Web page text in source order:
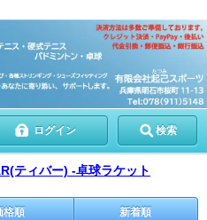
ログイン 検索
ティバー) -卓球ラケット
格順 新着順